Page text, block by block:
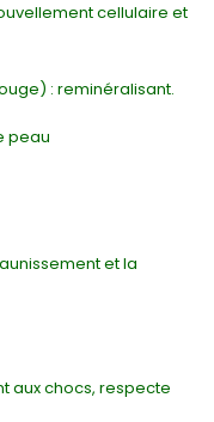
cellulaire et
: reminéralisant.
peau
et la
aux chocs, respecte